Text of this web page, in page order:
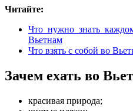
Читайте:
Что нужно знать
Вьетнам
Что взять с собой во
Зачем ехать во
красивая природа;